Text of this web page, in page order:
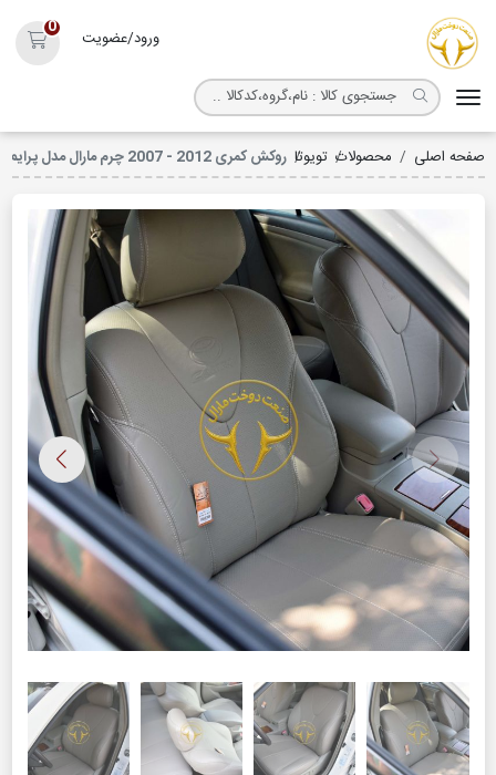
ورود/عضویت
0
صفحه اصلی محصولات تویوتا روکش کمری 2012 - 2007 چرم مارال مدل پرایم کد 3021